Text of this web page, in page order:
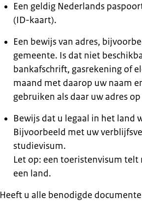
Een geldig Nederlands
(ID-kaart).
Een bewijs van adres,
gemeente. Is dat niet
bankafschrift, gasrekening of
maand met daarop uw naam
gebruiken als daar uw adres
Bewijs dat u legaal in het land
Bijvoorbeeld met uw
studievisum.
Let op: een toeristenvisum
een land.
Heeft u alle benodigde